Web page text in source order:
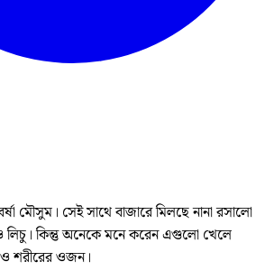
মৌসুম। সেই সাথে বাজারে মিলছে নানা রসালো
কিন্তু অনেকে মনে করেন এগুলো খেলে
ও শরীরের ওজন।